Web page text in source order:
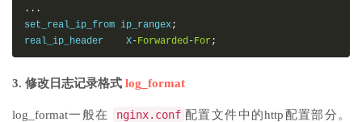
...
set_real_ip_from ip_rangex;
real_ip_header    X-Forwarded -For ;
3. 修改日志记录格式 log_format
log_format一般在 nginx.conf 配置文件中的http配置部分。